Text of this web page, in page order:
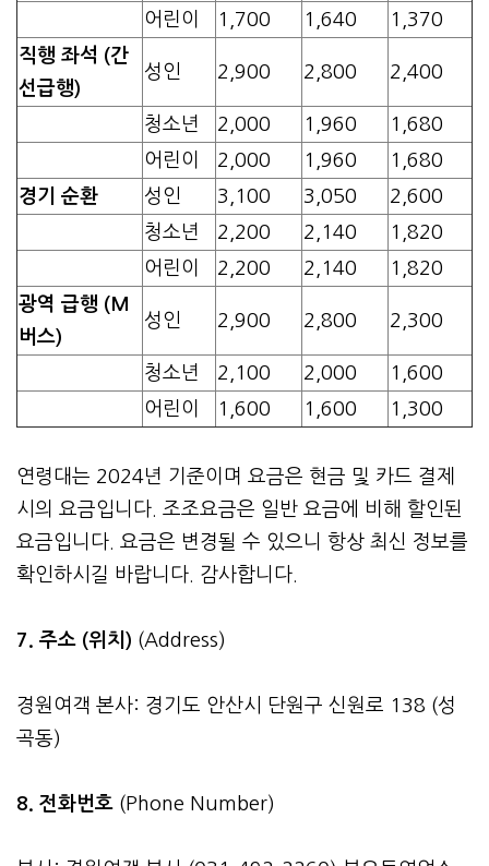
어린이
1,700 1,640
1,370
직행 좌석 (간
선급행)
성인 2,900 2,800 2,400
청소년 2,000 1,960
1,680
어린이
2,000 1,960
1,680
경기 순환
성인 3,100 3,050
2,600
청소년
2,200 2,140
1,820
어린이
2,200 2,140
1,820
광역 급행 (M
버스)
성인 2,900 2,800 2,300
청소년 2,100 2,000
1,600
어린이
1,600 1,600 1,300
연령대는 2024년 기준이며 요금은 현금 및 카드 결제
시의 요금입니다. 조조요금은 일반 요금에 비해 할인된
요금입니다. 요금은 변경될 수 있으니 항상 최신 정보를
확인하시길 바랍니다. 감사합니다.
7. 주소 (위치) (Address)
경원여객 본사: 경기도 안산시 단원구 신원로 138 (성
곡동)
8. 전화번호 (Phone Number)